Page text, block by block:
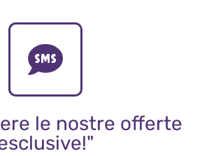
le nostre offerte